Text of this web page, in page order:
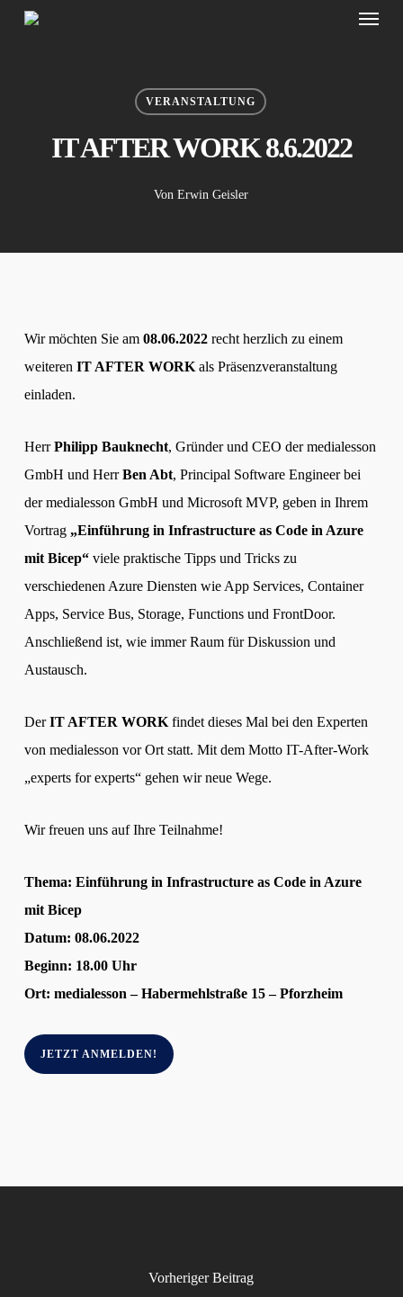
Skip
Menu
VERANSTALTUNG
IT AFTER WORK 8.6.2022
Von Erwin Geisler
Wir möchten Sie am 08.06.2022recht herzlich zu einem
weiteren IT AFTER WORKals Präsenzveranstaltung
einladen.
HerrPhilipp Bauknecht, Gründer und CEO der medialesson
GmbH und HerrBen Abt, Principal Software Engineer bei
der medialesson GmbH und Microsoft MVP, geben in Ihrem
Vortrag„Einführung in Infrastructure as Code in Azure
mit Bicep“ viele praktische Tipps und Tricks zu
verschiedenen Azure Diensten wie App Services, Container
Apps, Service Bus, Storage, Functions und FrontDoor.
Anschließend ist, wie immer Raum für Diskussion und
Austausch.
DerIT AFTER WORKfindet dieses Mal bei den Experten
von medialesson vor Ort statt. Mit dem Motto IT-After-Work
„experts for experts“ gehen wir neue Wege.
Wir freuen uns auf Ihre Teilnahme!
Thema: Einführung in Infrastructure as Code in Azure
mit Bicep
Datum: 08.06.2022
Beginn: 18.00 Uhr
Ort: medialesson – Habermehlstraße 15 – Pforzheim
JETZT ANMELDEN!
Vorheriger Beitrag